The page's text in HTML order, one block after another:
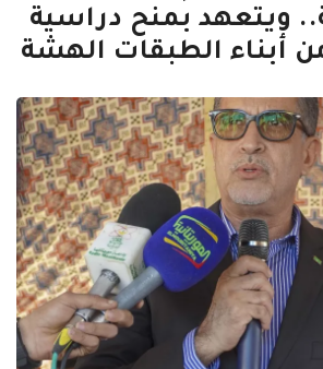
ويتعهد بمنح دراسية
أبناء الطبقات الهشة